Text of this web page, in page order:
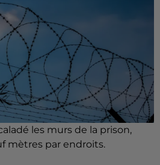
les murs de la prison,
mètres par endroits.